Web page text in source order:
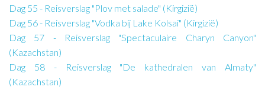
Dag 55 - Reisverslag "Plov met salade" (Kirgizië)
Dag 56 - Reisverslag "Vodka bij Lake Kolsai" (Kirgizië)
Dag 57 - Reisverslag "Spectaculaire Charyn Canyon"
(Kazachstan)
Dag 58 - Reisverslag "De kathedralen van Almaty"
(Kazachstan)